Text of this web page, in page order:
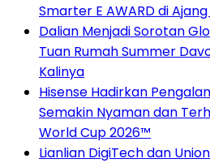
Smarter E AWARD di
Dalian Menjadi Sorotan
Tuan Rumah Summer
Kalinya
Hisense Hadirkan
Semakin Nyaman dan
World Cup 2026™
Lianlian DigiTech dan